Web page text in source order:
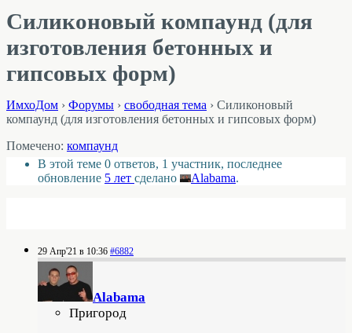
Силиконовый компаунд (для
изготовления бетонных и
гипсовых форм)
ИмхоДом › Форумы › свободная тема › Силиконовый
компаунд (для изготовления бетонных и гипсовых форм)
Помечено: компаунд
В этой теме 0 ответов, 1 участник, последнее
обновление 5 лет сделано Alabama.
29 Апр'21 в 10:36 #6882
Alabama
Пригород